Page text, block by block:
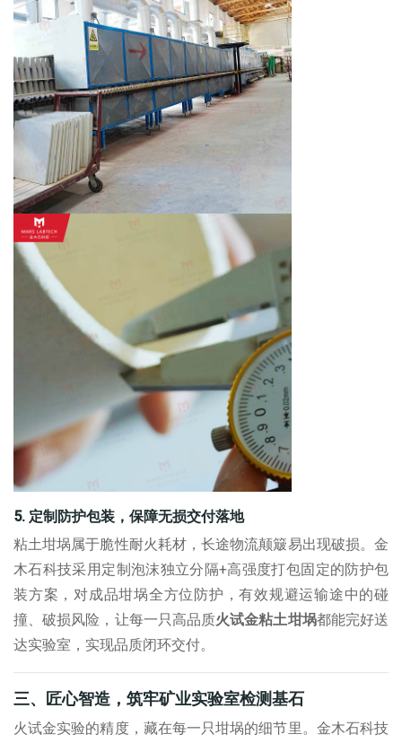
5. 定制防护包装，保障无损交付落地
粘土坩埚属于脆性耐火耗材，长途物流颠簸易出现破损。金
木石科技采用定制泡沫独立分隔+高强度打包固定的防护包
装方案，对成品坩埚全方位防护，有效规避运输途中的碰
撞、破损风险，让每一只高品质火试金粘土坩埚都能完好送
达实验室，实现品质闭环交付。
三、匠心智造，筑牢矿业实验室检测基石
火试金实验的精度，藏在每一只坩埚的细节里。金木石科技